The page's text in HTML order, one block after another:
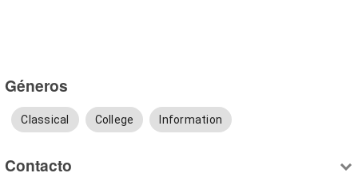
Géneros
Classical College Information
Contacto